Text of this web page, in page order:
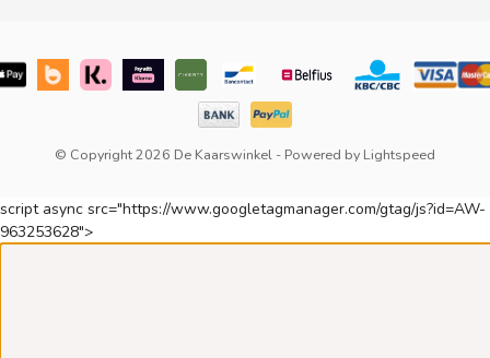
© Copyright 2026 De Kaarswinkel - Powered by Lightspeed
script async src="https://www.googletagmanager.com/gtag/js?id=AW-
963253628">